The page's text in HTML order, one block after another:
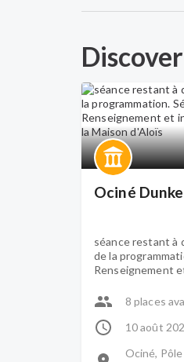
Ociné
séance restant à
de la
Renseignement
8 places
10 août
Ociné,